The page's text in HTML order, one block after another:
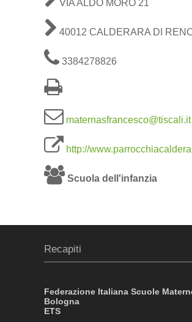
VIA ALDO MORO 21
40012 CALDERARA DI
3384278826
maternasfrancesco@tiscali.it
http://
Scuola dell'infanzia
Recapiti
Federazione Italiana Scuole
Bologna
ETS